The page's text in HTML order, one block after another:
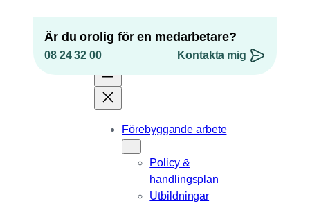
Är du orolig för en medarbetare?
08 24 32 00 Kontakta mig
” anger obligatoriska fält
Detta fält används för valideringsändamål och
ska lämnas oförändrat.
Förebyggande arbete
Policy &
handlingsplan
Utbildningar